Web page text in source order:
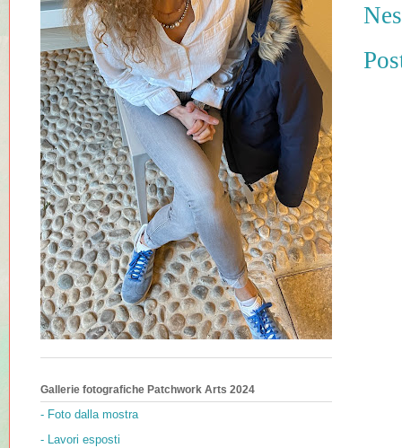
Gallerie fotografiche Patchwork Arts 2024
- Foto dalla mostra
- Lavori esposti